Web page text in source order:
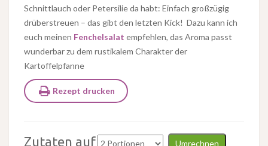
Schnittlauch oder Petersilie da habt: Einfach großzügig
drüberstreuen – das gibt den letzten Kick! Dazu kann ich
euch meinen Fenchelsalat empfehlen, das Aroma passt
wunderbar zu dem rustikalem Charakter der
Kartoffelpfanne
Rezept drucken
Zutaten auf Umrechnen